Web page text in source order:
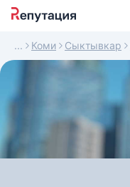
Коми Сыктывкар